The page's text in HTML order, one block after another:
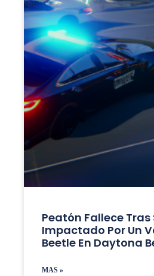
Peatón Fallece Tras
Impactado Por Un
Beetle En Daytona
MAS »